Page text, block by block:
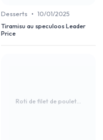
Desserts • 10/01/2025
Tiramisu au speculoos Leader
Price
Roti de filet de poulet...